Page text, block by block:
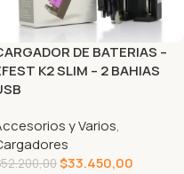
DE BATERIAS –
K2 SLIM – 2 BAHIAS
y Varios,
52.200,00$33.450,00